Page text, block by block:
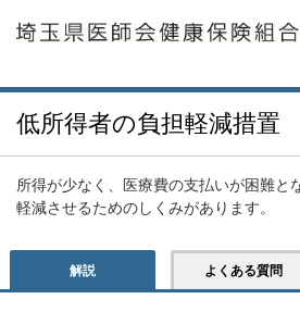
低所得者の負担軽減措置
所得が少なく、医療費の支払いが困難と
軽減させるためのしくみがあります。
解説 よくある質問